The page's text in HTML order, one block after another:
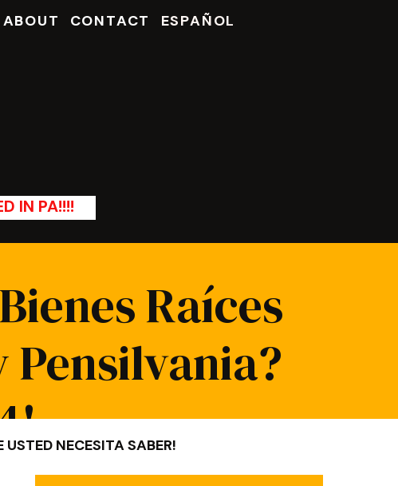
CONTACT
ABOUT ESPAÑOL
IN PA!!!!
Raíces
Pensilvania?
USTED NECESITA SABER!